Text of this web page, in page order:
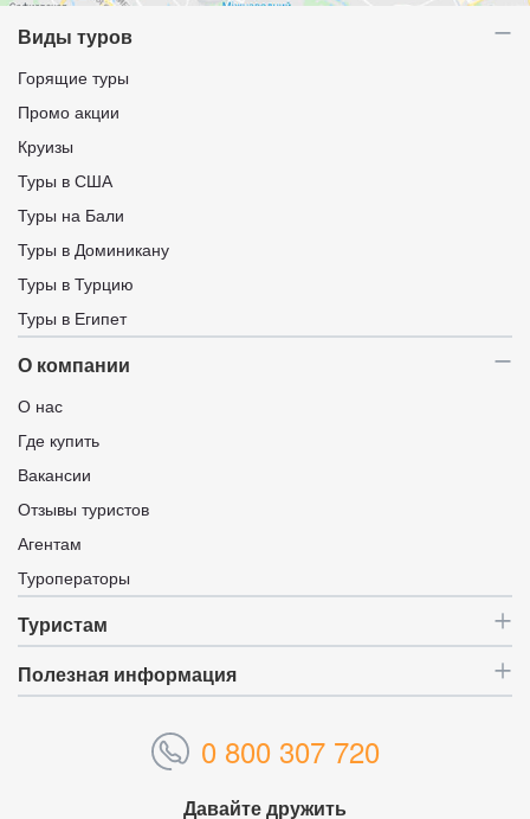
Виды туров
Горящие туры
Промо акции
Круизы
Туры в США
Туры на Бали
Туры в Доминикану
Туры в Турцию
Туры в Египет
О компании
О нас
Где купить
Вакансии
Отзывы туристов
Агентам
Туроператоры
Туристам
Полезная информация
0 800 307 720
Давайте дружить